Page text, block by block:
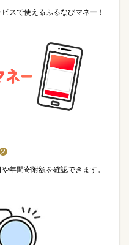
スで使えるふるなびマネー！
年間寄附額を確認できます。